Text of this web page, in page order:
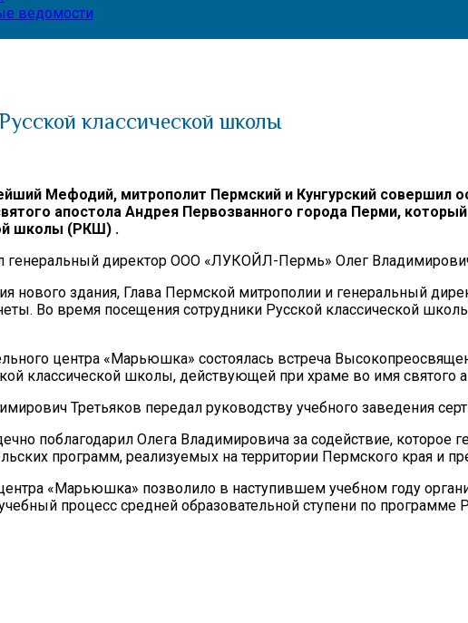
ведомости
классической школы
Мефодий, митрополит Пермский и Кунгурский совершил
апостола Андрея Первозванного города Перми,
школы (РКШ) .
генеральный директор ООО «ЛУКОЙЛ-Пермь» Олег
нового здания, Глава Пермской митрополии и генеральный
Во время посещения сотрудники Русской классической
центра «Марьюшка» состоялась встреча
классической школы, действующей при храме во имя святого
Третьяков передал руководству учебного заведения
поблагодарил Олега Владимировича за содействие,
программ, реализуемых на территории Пермского края и
«Марьюшка» позволило в наступившем учебном году
процесс средней образовательной ступени по программе